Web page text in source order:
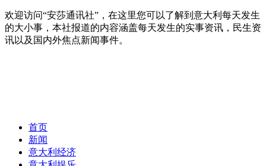
欢迎访问“安莎通讯社”，在这里您可以了解到意大利每天发生
的大小事，本社报道的内容涵盖每天发生的实事资讯，民生资
讯以及国内外焦点新闻事件。
首页
新闻
意大利经济